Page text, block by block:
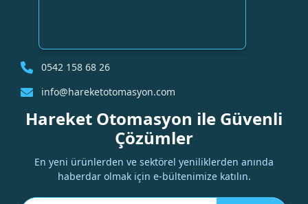
0542 158 68 26
info@hareketotomasyon.com
Hareket Otomasyon ile Güvenli
Çözümler
En yeni ürünlerden ve sektörel yeniliklerden anında
haberdar olmak için e-bültenimize katılın.